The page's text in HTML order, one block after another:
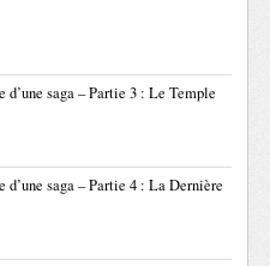
d’une saga – Partie 3 : Le Temple
d’une saga – Partie 4 : La Dernière